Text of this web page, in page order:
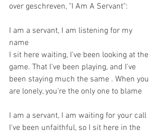
over geschreven, "I Am A Servant":
I am a servant, I am listening for my
name
I sit here waiting, I've been looking at the
game. That I've been playing, and I've
been staying much the same . When you
are lonely, you're the only one to blame
I am a servant, I am waiting for your call
I've been unfaithful, so I sit here in the